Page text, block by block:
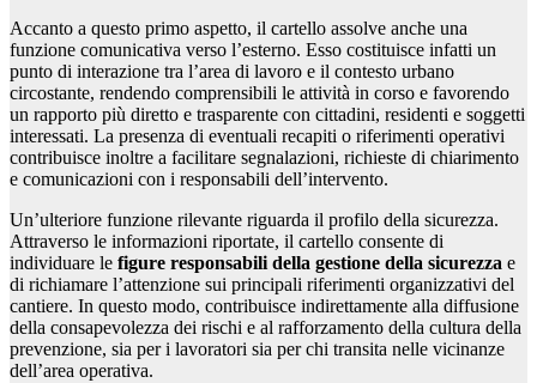
Accanto a questo primo aspetto, il cartello assolve anche una
funzione comunicativa verso l’esterno. Esso costituisce infatti un
punto di interazione tra l’area di lavoro e il contesto urbano
circostante, rendendo comprensibili le attività in corso e favorendo
un rapporto più diretto e trasparente con cittadini, residenti e soggetti
interessati. La presenza di eventuali recapiti o riferimenti operativi
contribuisce inoltre a facilitare segnalazioni, richieste di chiarimento
e comunicazioni con i responsabili dell’intervento.
Un’ulteriore funzione rilevante riguarda il profilo della sicurezza.
Attraverso le informazioni riportate, il cartello consente di
individuare le figure responsabili della gestione della sicurezza e
di richiamare l’attenzione sui principali riferimenti organizzativi del
cantiere. In questo modo, contribuisce indirettamente alla diffusione
della consapevolezza dei rischi e al rafforzamento della cultura della
prevenzione, sia per i lavoratori sia per chi transita nelle vicinanze
dell’area operativa.